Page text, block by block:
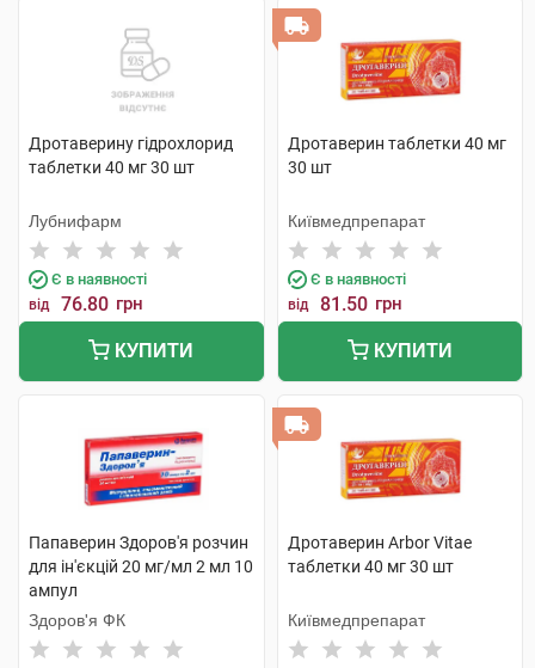
Дротаверину гідрохлорид
таблетки 40 мг 30 шт
Лубнифарм
Є в наявності
від 76.80 грн
КУПИТИ
Дротаверин таблетки 40 мг
30 шт
Київмедпрепарат
Є в наявності
від 81.50 грн
КУПИТИ
Папаверин Здоров'я розчин
для ін'єкцій 20 мг/мл 2 мл 10
ампул
Здоров'я ФК
Дротаверин Arbor Vitae
таблетки 40 мг 30 шт
Київмедпрепарат